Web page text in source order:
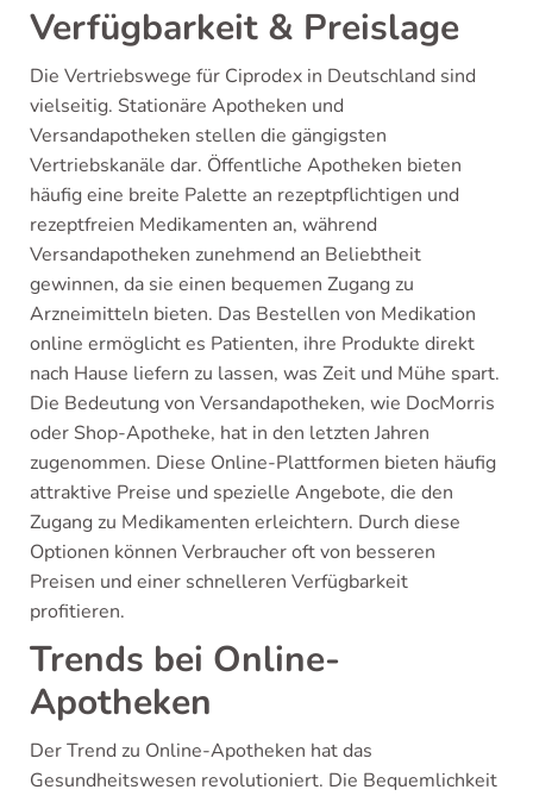
Verfügbarkeit & Preislage
Die Vertriebswege für Ciprodex in Deutschland sind
vielseitig. Stationäre Apotheken und
Versandapotheken stellen die gängigsten
Vertriebskanäle dar. Öffentliche Apotheken bieten
häufig eine breite Palette an rezeptpflichtigen und
rezeptfreien Medikamenten an, während
Versandapotheken zunehmend an Beliebtheit
gewinnen, da sie einen bequemen Zugang zu
Arzneimitteln bieten. Das Bestellen von Medikation
online ermöglicht es Patienten, ihre Produkte direkt
nach Hause liefern zu lassen, was Zeit und Mühe spart.
Die Bedeutung von Versandapotheken, wie DocMorris
oder Shop-Apotheke, hat in den letzten Jahren
zugenommen. Diese Online-Plattformen bieten häufig
attraktive Preise und spezielle Angebote, die den
Zugang zu Medikamenten erleichtern. Durch diese
Optionen können Verbraucher oft von besseren
Preisen und einer schnelleren Verfügbarkeit
profitieren.
Trends bei Online-
Apotheken
Der Trend zu Online-Apotheken hat das
Gesundheitswesen revolutioniert. Die Bequemlichkeit